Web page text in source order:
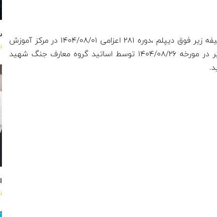
افتتاحیه آموزش معارف جنگ جهت کارکنان وظیفه زیر فوق دیپلم ،دوره ۲۸۱ اعزامی ۱۴۰۴/۰۸/۰۱ در مرکز آموزش
۰۳ شهید برخورداری نزاجا مستقر در عجب شیر در مورخه ۱۴۰۴/۰۸/۲۶ توسط اساتید گروه معارف جنگ شهید